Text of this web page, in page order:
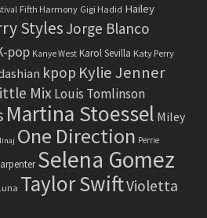
Fifth Harmony Gigi Hadid Hailey
Styles Jorge Blanco
pop Kanye West Karol Sevilla Katy Perry
kpop Kylie Jenner
MixLouis Tomlinson
Martina Stoessel Miley
One Direction Perrie
Selena Gomez
Taylor SwiftVioletta